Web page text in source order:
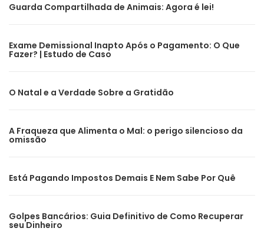
Guarda Compartilhada de Animais: Agora é lei!
Exame Demissional Inapto Após o Pagamento: O Que
Fazer? | Estudo de Caso
O Natal e a Verdade Sobre a Gratidão
A Fraqueza que Alimenta o Mal: o perigo silencioso da
omissão
Está Pagando Impostos Demais E Nem Sabe Por Quê
Golpes Bancários: Guia Definitivo de Como Recuperar
seu Dinheiro